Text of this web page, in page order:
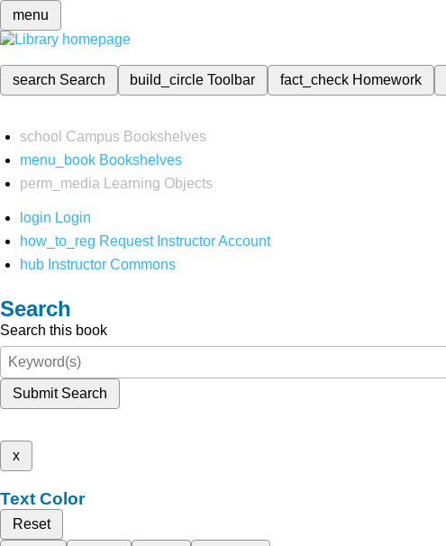
menu
search Search build_circleToolbar fact_check Homework
school Campus Bookshelves
menu_book Bookshelves
perm_media
Learning Objects
login Login
how_to_reg Request Instructor Account
hub Instructor Commons
Search
Search this book
Submit Search
x
Text Color
Reset